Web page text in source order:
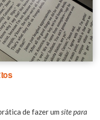
de fazer um site para